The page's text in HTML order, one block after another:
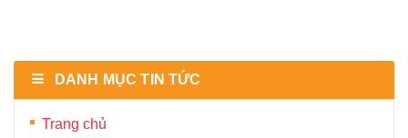
DANH MỤC TIN TỨC
Trang chủ